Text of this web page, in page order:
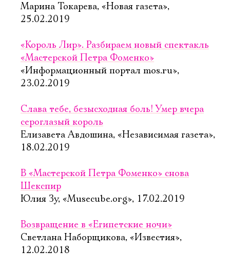
Марина Токарева, «Новая газета»,
25.02.2019
«Король Лир». Разбираем новый спектакль
«Мастерской Петра Фоменко»
«Информационный портал mos.ru»,
23.02.2019
Слава тебе, безысходная боль! Умер вчера
сероглазый король
Елизавета Авдошина, «Независимая газета»,
18.02.2019
В «Мастерской Петра Фоменко» снова
Шекспир
Юлия Зу, «Musecube.org», 17.02.2019
Возвращение в «Египетские ночи»
Светлана Наборщикова, «Известия»,
12.02.2018